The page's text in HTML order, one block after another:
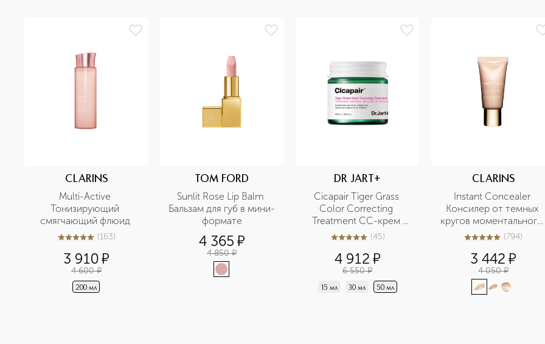
CLARINS
Multi-Active
Тонизирующий
смягчающий флюид
5из 5163 (163)
3 910¤
4 600 ¤
200 мл
TOM FORD
Sunlit Rose Lip Balm
Бальзам для губ в мини-
формате
4 365 ¤
4 850 ¤
DR JART+
Cicapair Tiger Grass
Color Correcting
Treatment CC-крем
корректирующий цвет
4.9из545 (45)
4 912 ¤
6 550 ¤
15 мл 30 мл 50 мл
CLARINS
Instant Concealer
Консилер от темных
кругов моментального
действия SPF15
5из 5794 (794)
3 442 ¤
4 050 ¤